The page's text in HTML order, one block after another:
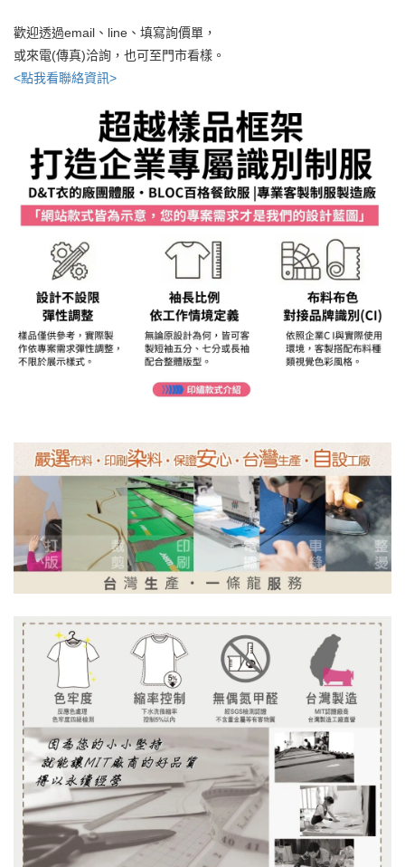
歡迎透過email、line、填寫詢價單，
或來電(傳真)洽詢，也可至門市看樣。
<點我看聯絡資訊>